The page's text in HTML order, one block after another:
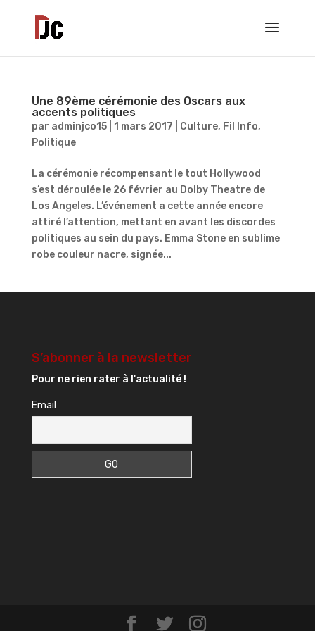
Une 89ème cérémonie des Oscars aux
accents politiques
par adminjco15| 1 mars 2017 Culture, Fil Info,
Politique
La cérémonie récompensant le tout Hollywood
s’est déroulée le 26 février au Dolby Theatre de
Los Angeles. L’événement a cette année encore
attiré l’attention, mettant en avant les discordes
politiques au sein du pays. Emma Stone en sublime
robe couleur nacre, signée...
S’abonner à la newsletter
Pour ne rien rater à l'actualité !
Email